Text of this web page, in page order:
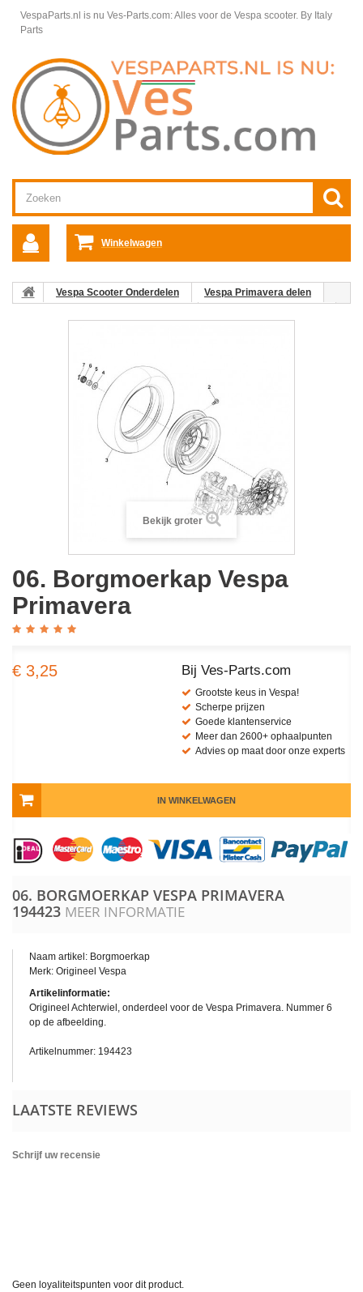
VespaParts.nl is nu Ves-Parts.com: Alles voor de Vespa scooter. By Italy
Parts
Winkelwagen
Vespa Scooter Onderdelen
Vespa Primavera delen
Bekijk groter
06. Borgmoerkap Vespa
Primavera
€ 3,25 Bij Ves-Parts.com
Grootste keus in Vespa!
Scherpe prijzen
Goede klantenservice
Meer dan 2600+ ophaalpunten
Advies op maat door onze experts
IN WINKELWAGEN
06. BORGMOERKAP VESPA PRIMAVERA
194423 MEER INFORMATIE
Naam artikel: Borgmoerkap
Merk: Origineel Vespa
Artikelinformatie:
Origineel Achterwiel, onderdeel voor de Vespa Primavera. Nummer 6
op de afbeelding.
Artikelnummer: 194423
LAATSTE REVIEWS
Schrijf uw recensie
Geen loyaliteitspunten voor dit product.